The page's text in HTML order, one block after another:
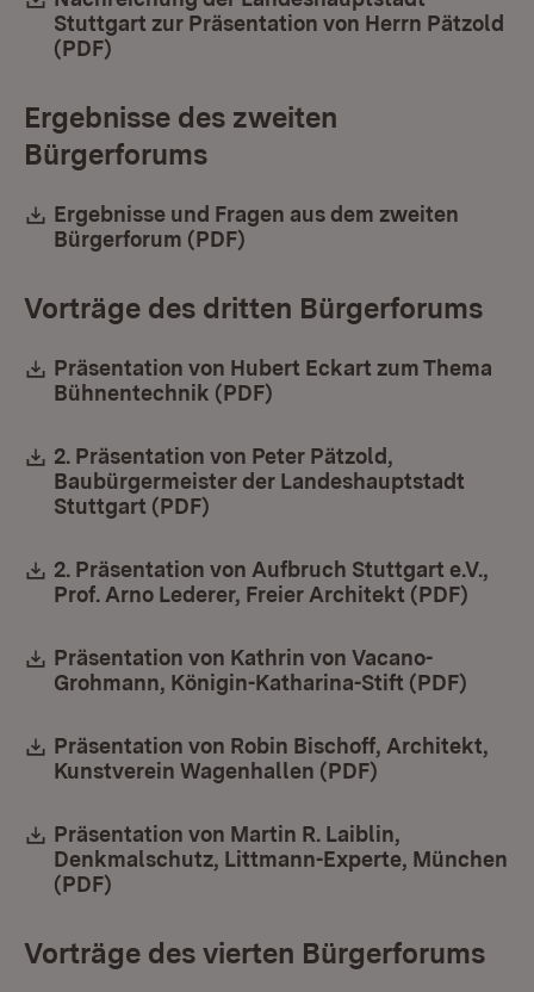
Stuttgart zur Präsentation von Herrn Pätzold
(PDF)
Ergebnisse des zweiten
Bürgerforums
Download:
Ergebnisse und Fragen aus dem zweiten
Bürgerforum (PDF)
Vorträge des dritten Bürgerforums
Download:
Präsentation von Hubert Eckart zum Thema
Bühnentechnik (PDF)
Download:
2. Präsentation von Peter Pätzold,
Baubürgermeister der Landeshauptstadt
Stuttgart (PDF)
Download:
2. Präsentation von Aufbruch Stuttgart e.V.,
Prof. Arno Lederer, Freier Architekt (PDF)
Download:
Präsentation von Kathrin von Vacano-
Grohmann, Königin-Katharina-Stift (PDF)
Download:
Präsentation von Robin Bischoff, Architekt,
Kunstverein Wagenhallen (PDF)
Download:
Präsentation von Martin R. Laiblin,
Denkmalschutz, Littmann-Experte, München
(PDF)
Vorträge des vierten Bürgerforums